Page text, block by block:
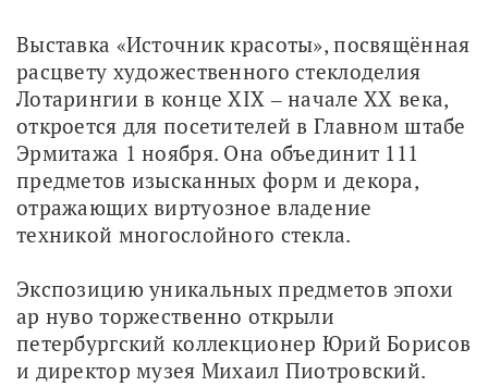
Выставка «Источник красоты», посвящённая
расцвету художественного стеклоделия
Лотарингии в конце XIX ‒ начале XX века,
откроется для посетителей в Главном штабе
Эрмитажа 1 ноября. Она объединит 111
предметов изысканных форм и декора,
отражающих виртуозное владение
техникой многослойного стекла.
Экспозицию уникальных предметов эпохи
ар нуво торжественно открыли
петербургский коллекционер Юрий Борисов
и директор музея Михаил Пиотровский.